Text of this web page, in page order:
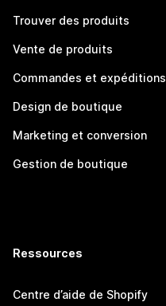
Trouver des produits
Vente de produits
Commandes et expéditions
Design de boutique
Marketing et conversion
Gestion de boutique
Ressources
Centre d’aide de Shopify